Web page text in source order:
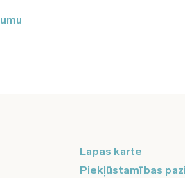
Lapas karte
Piekļūstamības